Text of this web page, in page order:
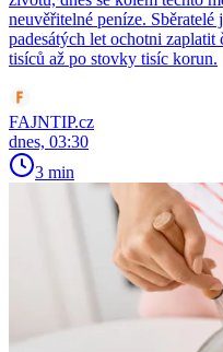
neuvěřitelné peníze.
padesátých let ochotni
tisíců až po stovky tisíc korun.
FAJNTIP.cz
dnes, 03:30
3 min